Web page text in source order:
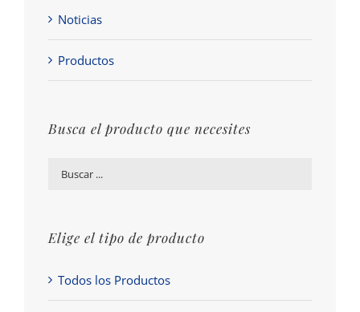
Noticias
Productos
Busca el producto que necesites
Elige el tipo de producto
Todos los Productos